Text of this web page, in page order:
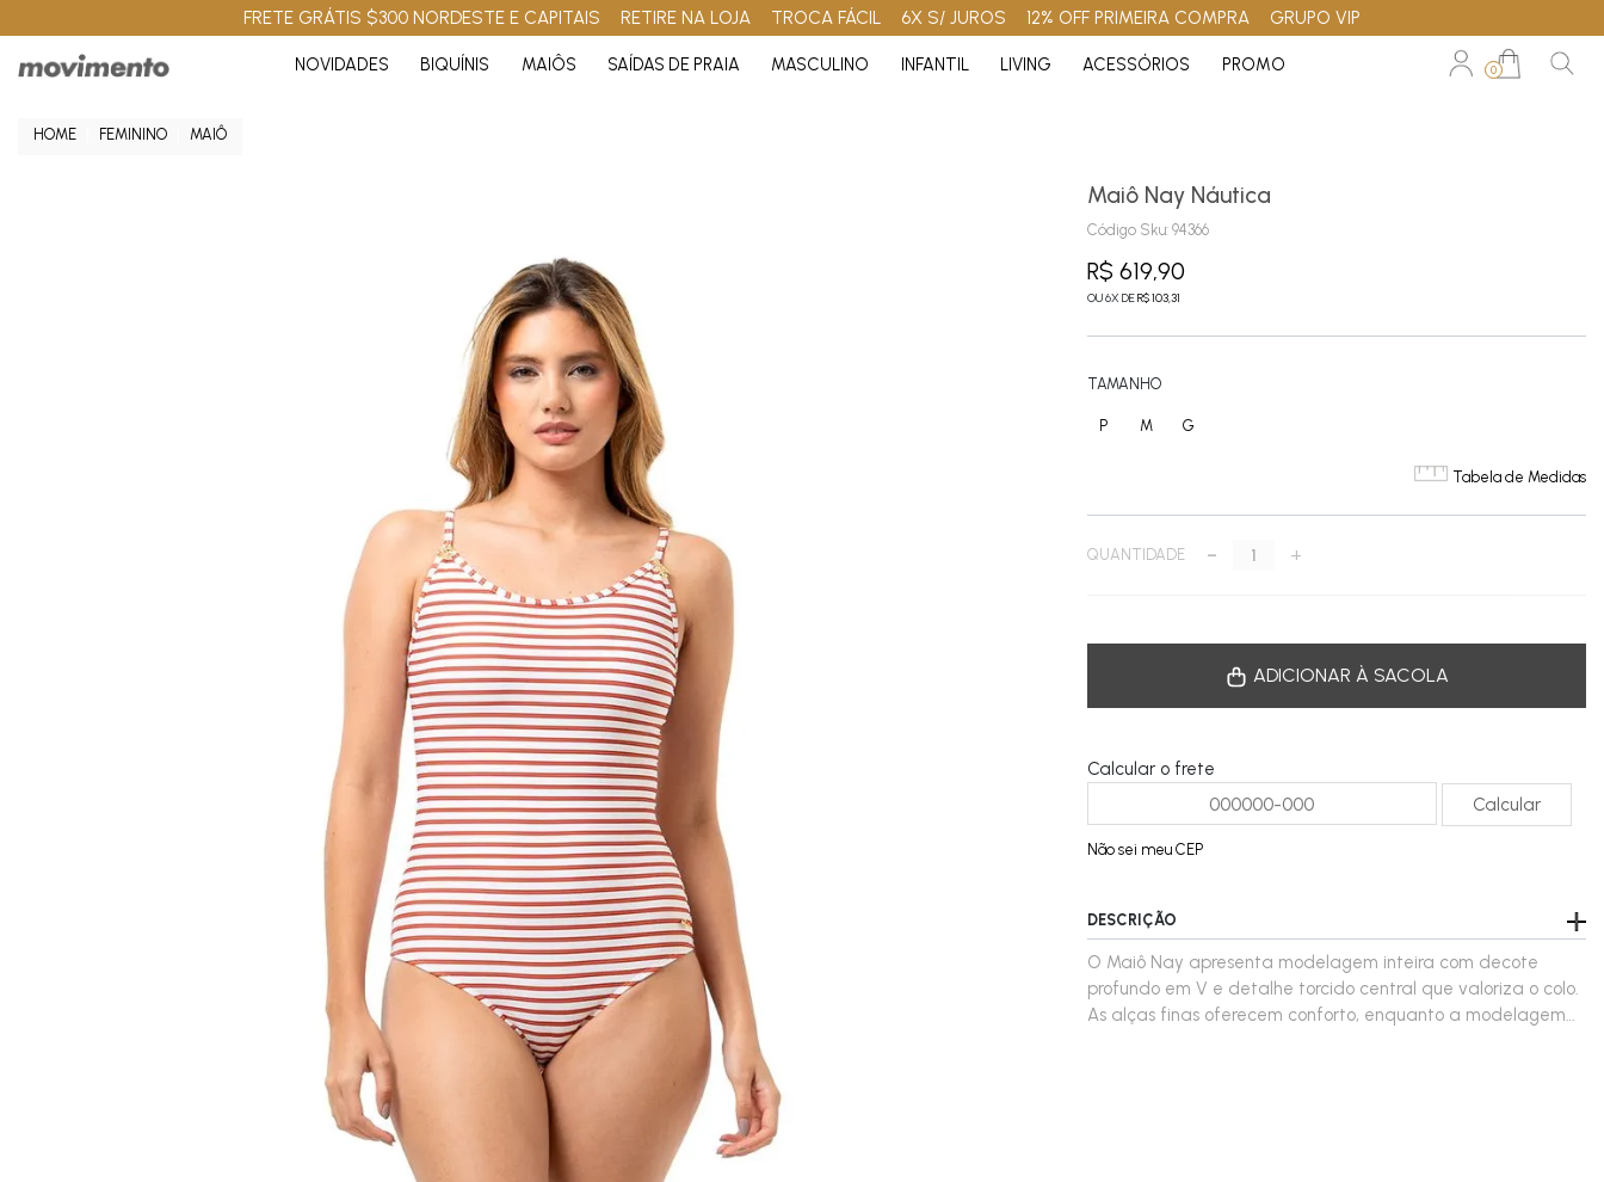
FRETE GRÁTIS $300 NORDESTE E CAPITAIS RETIRE NA LOJA TROCA FÁCIL 6X S/ JUROS 12% OFF PRIMEIRA COMPRA GRUPO VIP
NOVIDADES BIQUÍNIS MAIÔS SAÍDAS DE PRAIA MASCULINO INFANTIL LIVING ACESSÓRIOS PROMO 0
FEMININO MAIÔ
Maiô Nay Náutica
Código Sku: 94366
R$ 619,90
OU6X DER$ 103,31
TAMANHO
P M G
Tabela de Medidas
QUANTIDADE - +
ADICIONAR À SACOLA
Calcular o frete
Não sei meu CEP
DESCRIÇÃO
O Maiô Nay apresenta modelagem inteira com decote
profundo em V e detalhe torcido central que valoriza o colo.
As alças finas oferecem conforto, enquanto a modelagem